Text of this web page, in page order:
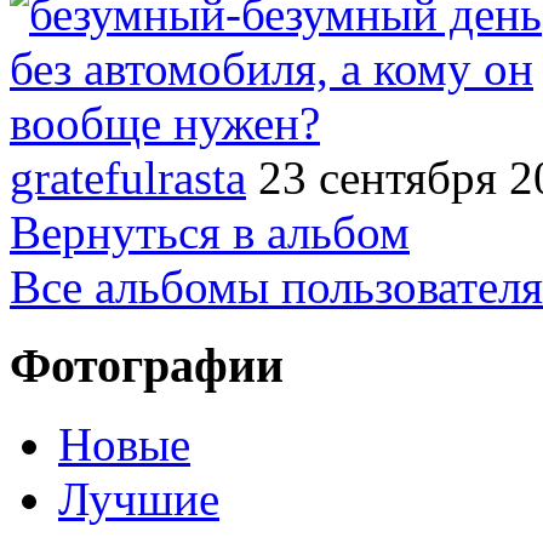
gratefulrasta 23 сентября
Вернуться в альбом
Все альбомы пользователя
Фотографии
Новые
Лучшие